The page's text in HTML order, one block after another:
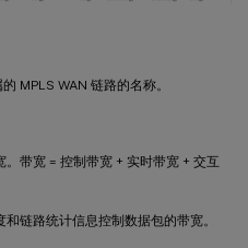
MPLS WAN 链路的名称。
。带宽 = 控制带宽 + 实时带宽 + 交互
和链路统计信息控制数据包的带宽。